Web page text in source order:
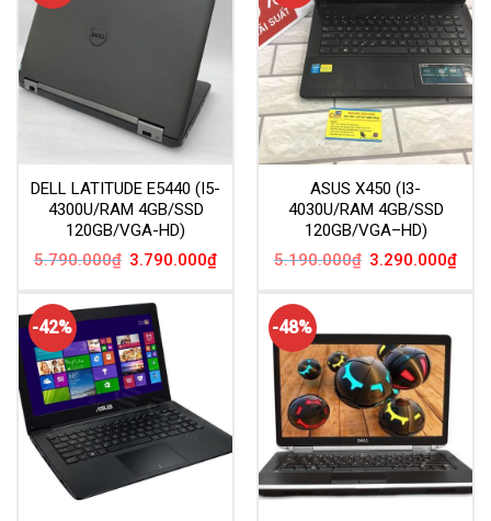
DELL LATITUDE E5440 (I5-
4300U/RAM 4GB/SSD
120GB/VGA-HD)
5.790.000₫ Giá
5.790.000₫.
3.790.000₫Giá
3.790.000₫.
ASUS X450 (I3-
4030U/RAM 4GB/SSD
120GB/VGA–HD)
5.190.000₫ Giá
3.290.000₫Giá
-42% -48%